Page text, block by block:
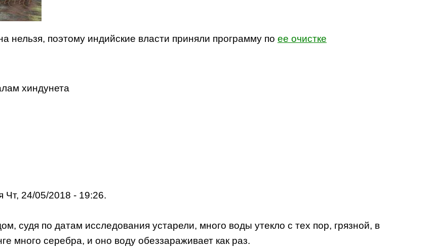
нельзя, поэтому индийские власти приняли программу по ее очистке
хиндунета
Чт, 24/05/2018 - 19:26.
судя по датам исследования устарели, много воды утекло с тех пор, грязной, в
много серебра, и оно воду обеззараживает как раз.